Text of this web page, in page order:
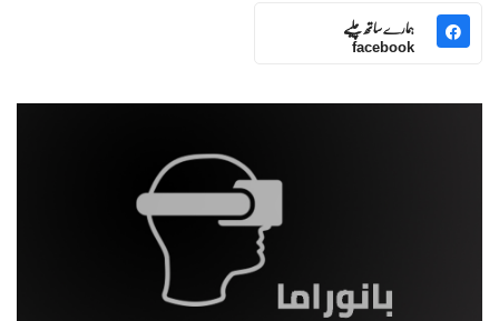
ہمارے ساتھ چلیے
facebook